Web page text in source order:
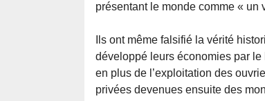
présentant le monde comme « un
Ils ont même falsifié la vérité
développé leurs économies par
en plus de l’exploitation des
privées devenues ensuite des